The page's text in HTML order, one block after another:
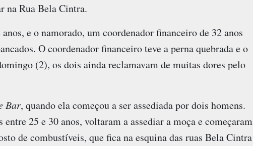
na Rua Bela Cintra.
anos, e o namorado, um coordenador financeiro de 32 anos
O coordenador financeiro teve a perna quebrada e o
(2), os dois ainda reclamavam de muitas dores pelo
Bar, quando ela começou a ser assediada por dois homens.
25 e 30 anos, voltaram a assediar a moça e começaram
de combustíveis, que fica na esquina das ruas Bela Cintra